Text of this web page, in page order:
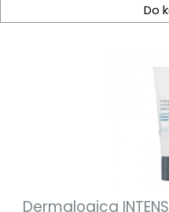
Do
Dermalogica